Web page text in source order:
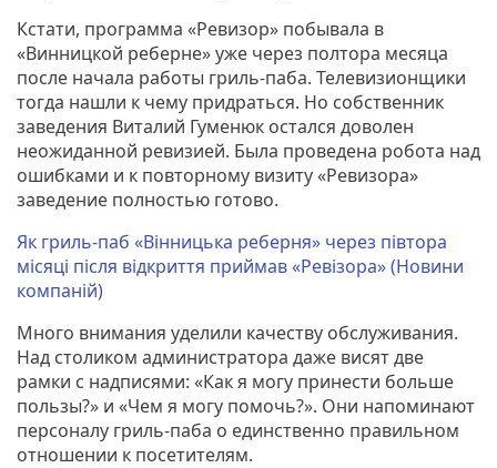
Кстати, программа «Ревизор» побывала в
«Винницкой реберне» уже через полтора месяца
после начала работы гриль-паба. Телевизионщики
тогда нашли к чему придраться. Но собственник
заведения Виталий Гуменюк остался доволен
неожиданной ревизией. Была проведена робота над
ошибками и к повторному визиту «Ревизора»
заведение полностью готово.
Як гриль-паб «Вінницька реберня» через півтора
місяці після відкриття приймав «Ревізора» (Новини
компаній)
Много внимания уделили качеству обслуживания.
Над столиком администратора даже висят две
рамки с надписями: «Как я могу принести больше
пользы?» и «Чем я могу помочь?». Они напоминают
персоналу гриль-паба о единственно правильном
отношении к посетителям.